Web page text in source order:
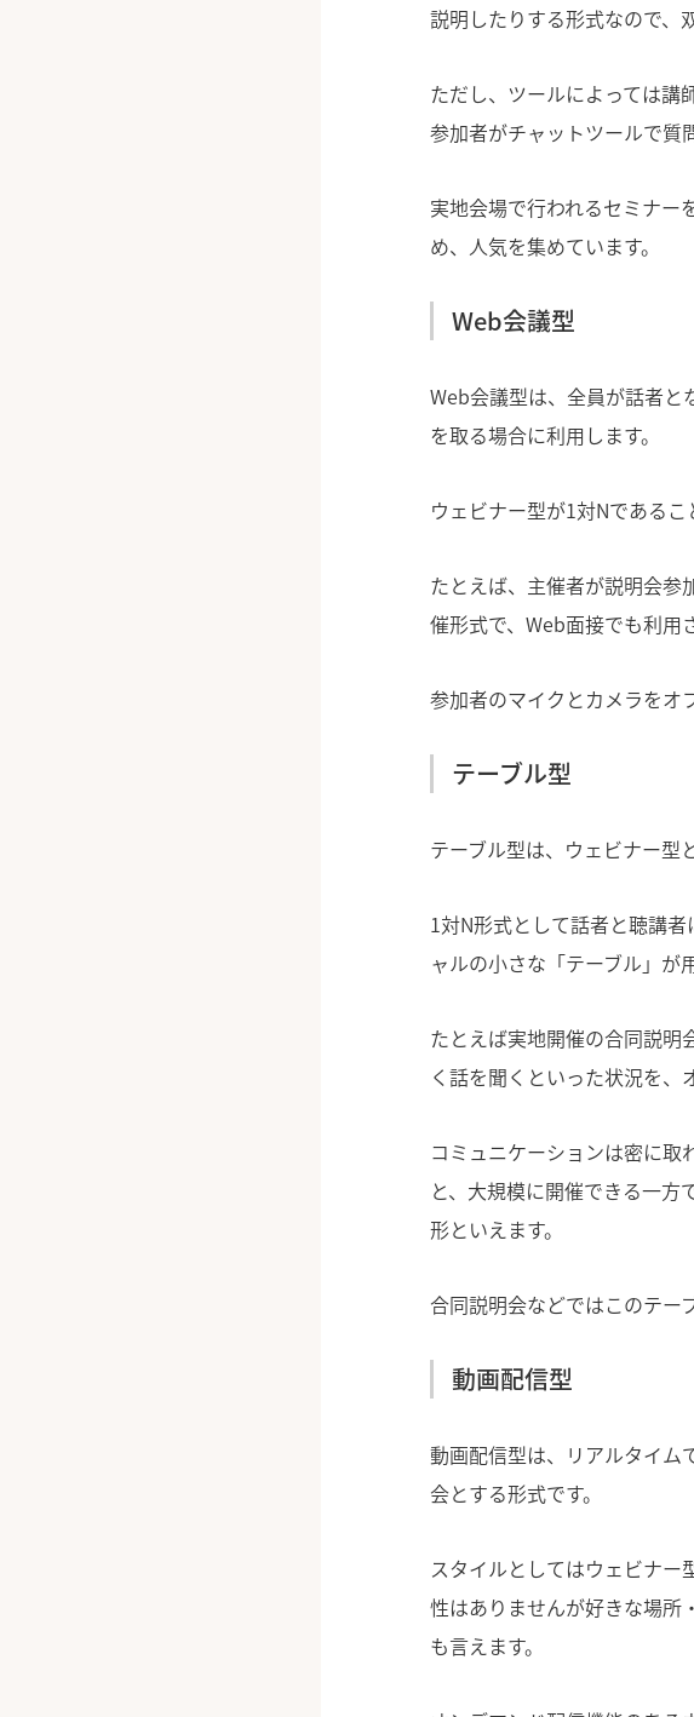
説明したりする形式なので、
ただし、ツールによっては講
参加者がチャットツールで質
実地会場で行われるセミナー
め、人気を集めています。
Web会議型
Web会議型は、全員が話者と
を取る場合に利用します。
ウェビナー型が1対Nである
たとえば、主催者が説明会参
催形式で、Web面接でも利用
参加者のマイクとカメラをオ
テーブル型
テーブル型は、ウェビナー型
1対N形式として話者と聴講
ャルの小さな「テーブル」が
たとえば実地開催の合同説明
く話を聞くといった状況を、
コミュニケーションは密に
と、大規模に開催できる一
形といえます。
合同説明会などではこのテー
動画配信型
動画配信型は、リアルタイム
会とする形式です。
スタイルとしてはウェビナー
性はありませんが好きな場所
も言えます。